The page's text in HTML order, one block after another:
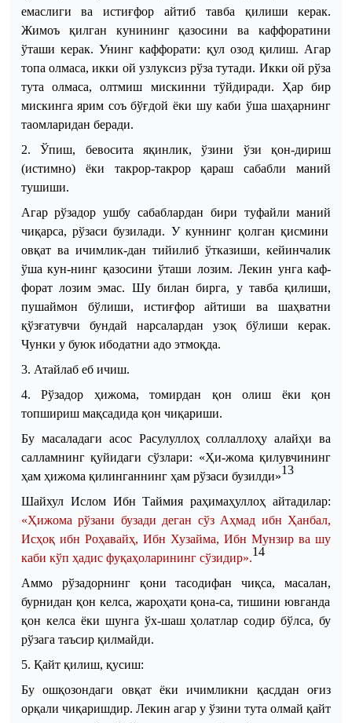
емаслиги ва истиғфор айтиб тавба қилиши керак.
Жимоъ қилган кунининг қазосини ва каффоратини
ўташи керак. Унинг каффорати: қул озод қилиш. Агар
топа олмаса, икки ой узлуксиз рўза тутади. Икки ой рўза
тута олмаса, олтмиш мискинни тўйдиради. Ҳар бир
мискинга ярим соъ бўғдой ёки шу каби ўша шаҳарнинг
таомларидан беради.
2. Ўпиш, бевосита яқинлик, ўзини ўзи қон-дириш
(истимно) ёки такрор-такрор қараш сабабли маний
тушиши.
Агар рўзадор ушбу сабаблардан бири туфайли маний
чиқарса, рўзаси бузилади. У куннинг қолган қисмини
овқат ва ичимлик-дан тийилиб ўтказиши, кейинчалик
ўша кун-нинг қазосини ўташи лозим. Лекин унга каф-
форат лозим эмас. Шу билан бирга, у тавба қилиши,
пушаймон бўлиши, истиғфор айтиши ва шаҳватни
қўзғатувчи бундай нарсалардан узоқ бўлиши керак.
Чунки у буюк ибодатни адо этмоқда.
3. Атайлаб еб ичиш.
4. Рўзадор ҳижома, томирдан қон олиш ёки қон
топшириш мақсадида қон чиқариши.
Бу масаладаги асос Расулуллоҳ соллаллоҳу алайҳи ва
салламнинг қуйидаги сўзлари: «Ҳи-жома қилувчининг
ҳам ҳижома қилинганнинг ҳам рўзаси бузилди»13
Шайхул Ислом Ибн Таймия раҳимаҳуллоҳ айтадилар:
«Ҳижома рўзани бузади деган сўз Аҳмад ибн Ҳанбал,
Исҳоқ ибн Роҳавайҳ, Ибн Хузайма, Ибн Мунзир ва шу
каби кўп ҳадис фуқаҳоларининг сўзидир».14
Аммо рўзадорнинг қони тасодифан чиқса, масалан,
бурнидан қон келса, жароҳати қона-са, тишини ювганда
қон келса ёки шунга ўх-шаш ҳолатлар содир бўлса, бу
рўзага таъсир қилмайди.
5. Қайт қилиш, қусиш:
Бу ошқозондаги овқат ёки ичимликни қасддан оғиз
орқали чиқаришдир. Лекин агар у ўзини тута олмай қайт